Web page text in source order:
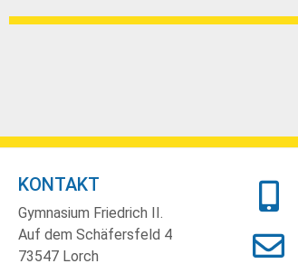
KONTAKT
Gymnasium Friedrich II.
Auf dem Schäfersfeld 4
73547 Lorch